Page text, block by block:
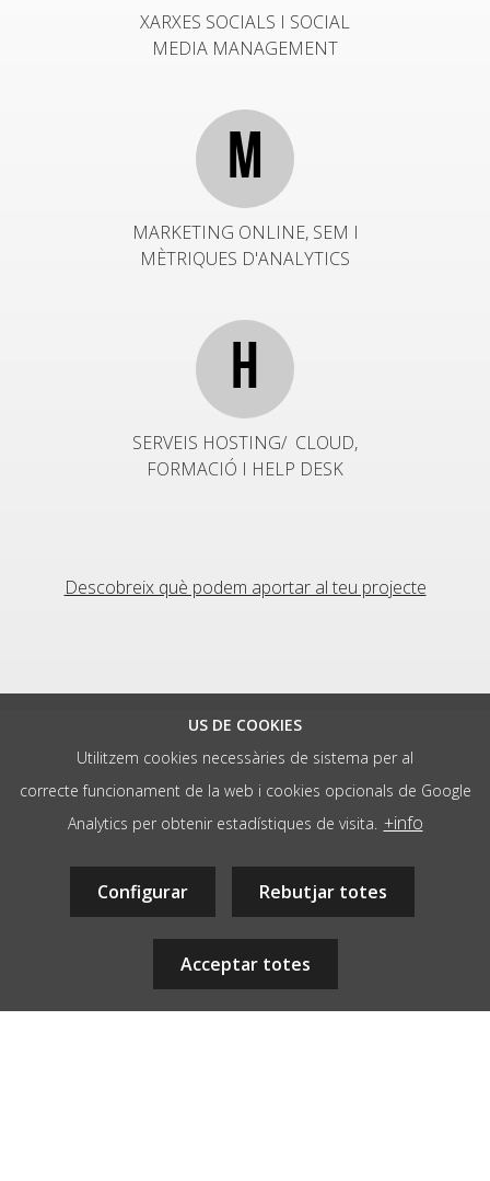
US DE COOKIES
Utilitzem cookies necessàries de sistema per al
correcte funcionament de la web i cookies opcionals de Google
Analytics per obtenir estadístiques de visita. +info
Configurar Rebutjar totes
Acceptar totes
XARXES SOCIALS I SOCIAL
MEDIA MANAGEMENT
M
MARKETING ONLINE, SEM I
MÈTRIQUES D'ANALYTICS
H
SERVEIS HOSTING/ CLOUD,
FORMACIÓ I HELP DESK
Descobreix què podem aportar al teu projecte
hola@aladetres.com-
Contacte
+34 938 052 678 - dl a dv de 9 a 13h
08700 - Igualada, Barcelona, CAT